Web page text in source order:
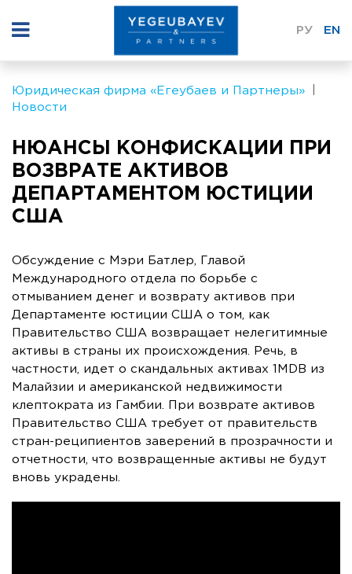
РУ EN
Юридическая фирма «Егеубаев и Партнеры»
Новости
НЮАНСЫ КОНФИСКАЦИИ ПРИ
ВОЗВРАТЕ АКТИВОВ
ДЕПАРТАМЕНТОМ ЮСТИЦИИ
США
Обсуждение с Мэри Батлер, Главой
Международного отдела по борьбе с
отмыванием денег и возврату активов при
Департаменте юстиции США о том, как
Правительство США возвращает нелегитимные
активы в страны их происхождения. Речь, в
частности, идет о скандальных активах 1MDB из
Малайзии и американской недвижимости
клептократа из Гамбии. При возврате активов
Правительство США требует от правительств
стран-реципиентов заверений в прозрачности и
отчетности, что возвращенные активы не будут
вновь украдены.